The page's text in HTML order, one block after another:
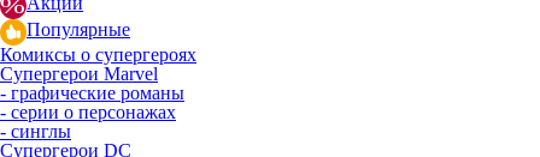
Популярные
Комиксы о супергероях
Супергерои Marvel
- графические романы
- серии о персонажах
- синглы
Супергерои DC